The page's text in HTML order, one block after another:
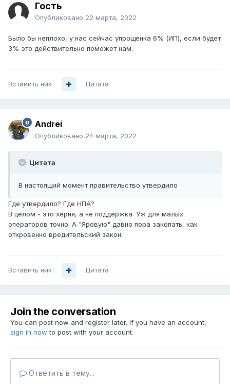
Гость
Опубликовано 22 марта, 2022
Было бы неплохо, у нас сейчас упрощенка 6% (ИП), если будет
3% это действительно поможет нам.
Вставить ник Цитата
Andrei
Опубликовано 24 марта, 2022
Цитата
В настоящий момент правительство утвердило
Где утвердило? Где НПА?
В целом - это херня, а не поддержка. Уж для малых
операторов точно. А "Яровую" давно пора закопать, как
откровенно вредительский закон.
Вставить ник Цитата
Join the conversation
You can post now and register later. If you have an account,
sign in now to post with your account.
Ответить в тему...